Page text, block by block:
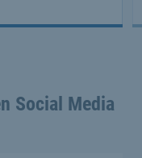
Social Media